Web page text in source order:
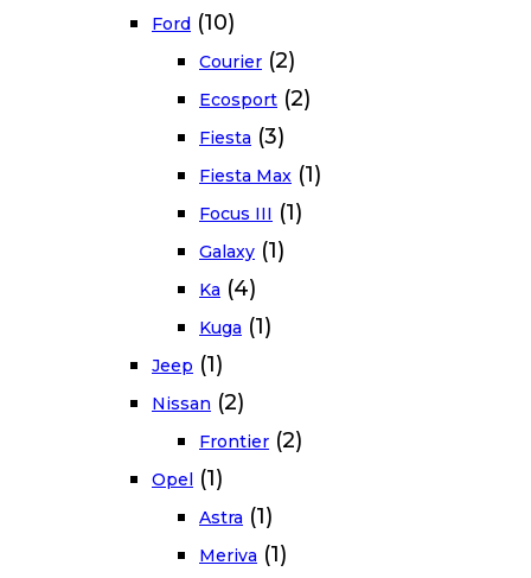
Ford (10)
Courier (2)
Ecosport (2)
Fiesta (3)
Fiesta Max (1)
Focus III (1)
Galaxy (1)
Ka (4)
Kuga (1)
Jeep (1)
Nissan (2)
Frontier (2)
Opel (1)
Astra (1)
Meriva (1)